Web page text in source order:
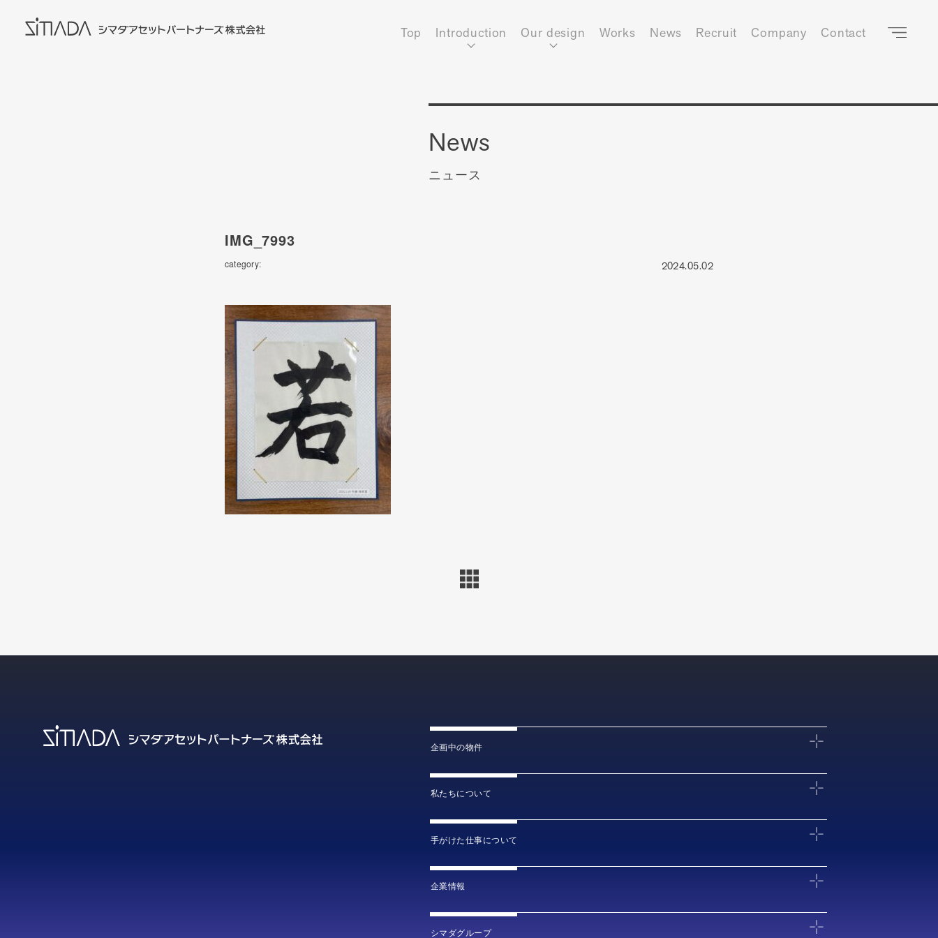
Top Introduction Our design Works News Recruit Company Contact
News
ニュース
IMG_7993
category: 2024.05.02
企画中の物件
私たちについて
手がけた仕事について
企業情報
シマダグループ